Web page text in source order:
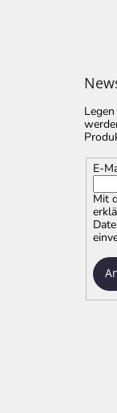
E-
Mit